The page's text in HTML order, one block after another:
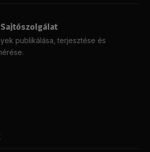
publikálása, terjesztése és